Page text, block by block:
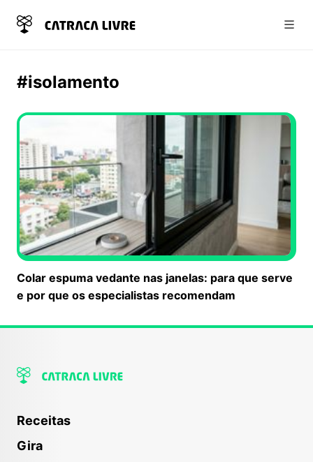
#isolamento
Colar espuma vedante nas janelas: para que serve
e por que os especialistas recomendam
Receitas
Gira